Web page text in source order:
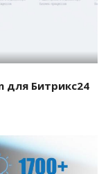
для Битрикс24